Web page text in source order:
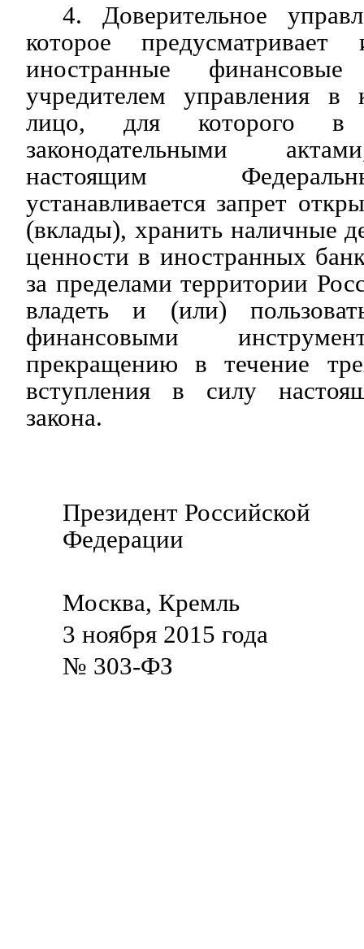
4. Доверительное
которое предусматривает
иностранные
учредителем управления в
лицо, для которого в
законодательными
настоящим
устанавливается запрет
(вклады), хранить наличные
ценности в иностранных
за пределами территории
владеть и (или)
финансовыми
прекращению в течение
вступления в силу
закона.
Президент Российской
Федерации
Москва, Кремль
3 ноября 2015 года
№ 303-ФЗ